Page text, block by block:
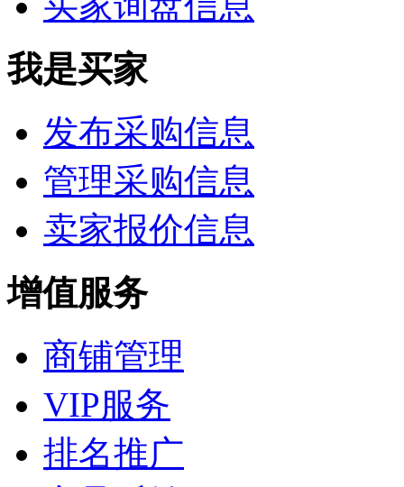
我是买家
发布采购信息
管理采购信息
卖家报价信息
增值服务
商铺管理
VIP服务
排名推广